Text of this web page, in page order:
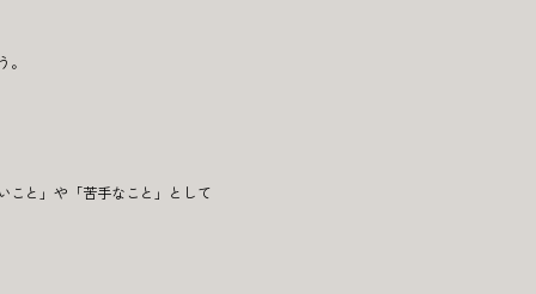
こと」や「苦手なこと」として